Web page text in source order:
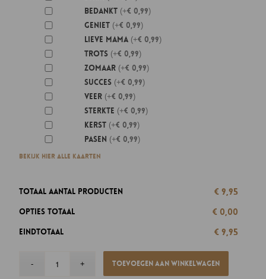
Bedankt (+€ 0,99)
Geniet (+€ 0,99)
Lieve mama (+€ 0,99)
Trots (+€ 0,99)
Zomaar (+€ 0,99)
Succes (+€ 0,99)
Veer (+€ 0,99)
Sterkte (+€ 0,99)
Kerst (+€ 0,99)
Pasen (+€ 0,99)
Bekijk hier alle kaarten
Totaal aantal producten € 9,95
Opties totaal € 0,00
Eindtotaal € 9,95
Toevoegen aan winkelwagen